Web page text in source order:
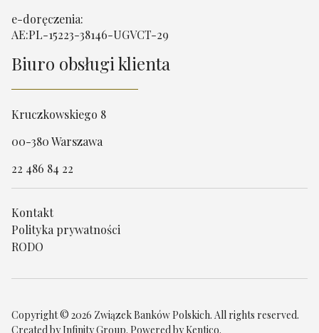
e-doręczenia:
AE:PL-15223-38146-UGVCT-29
Biuro obsługi klienta
Kruczkowskiego 8
00-380 Warszawa
22 486 84 22
Kontakt
Polityka prywatności
RODO
Copyright © 2026 Związek Banków Polskich. All rights reserved.
Created byInfinity Group. Powered byKentico.